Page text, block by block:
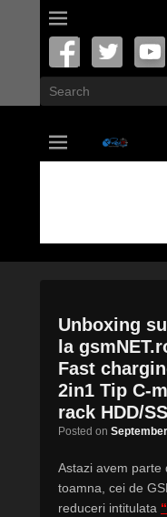
Search
vastIT.ro
Blog de
Unboxing
la
Fast
2in1 Tip C-
rack HDD/
Posted on
Astazi avem parte
toamna, cei de
reduceri intitulata